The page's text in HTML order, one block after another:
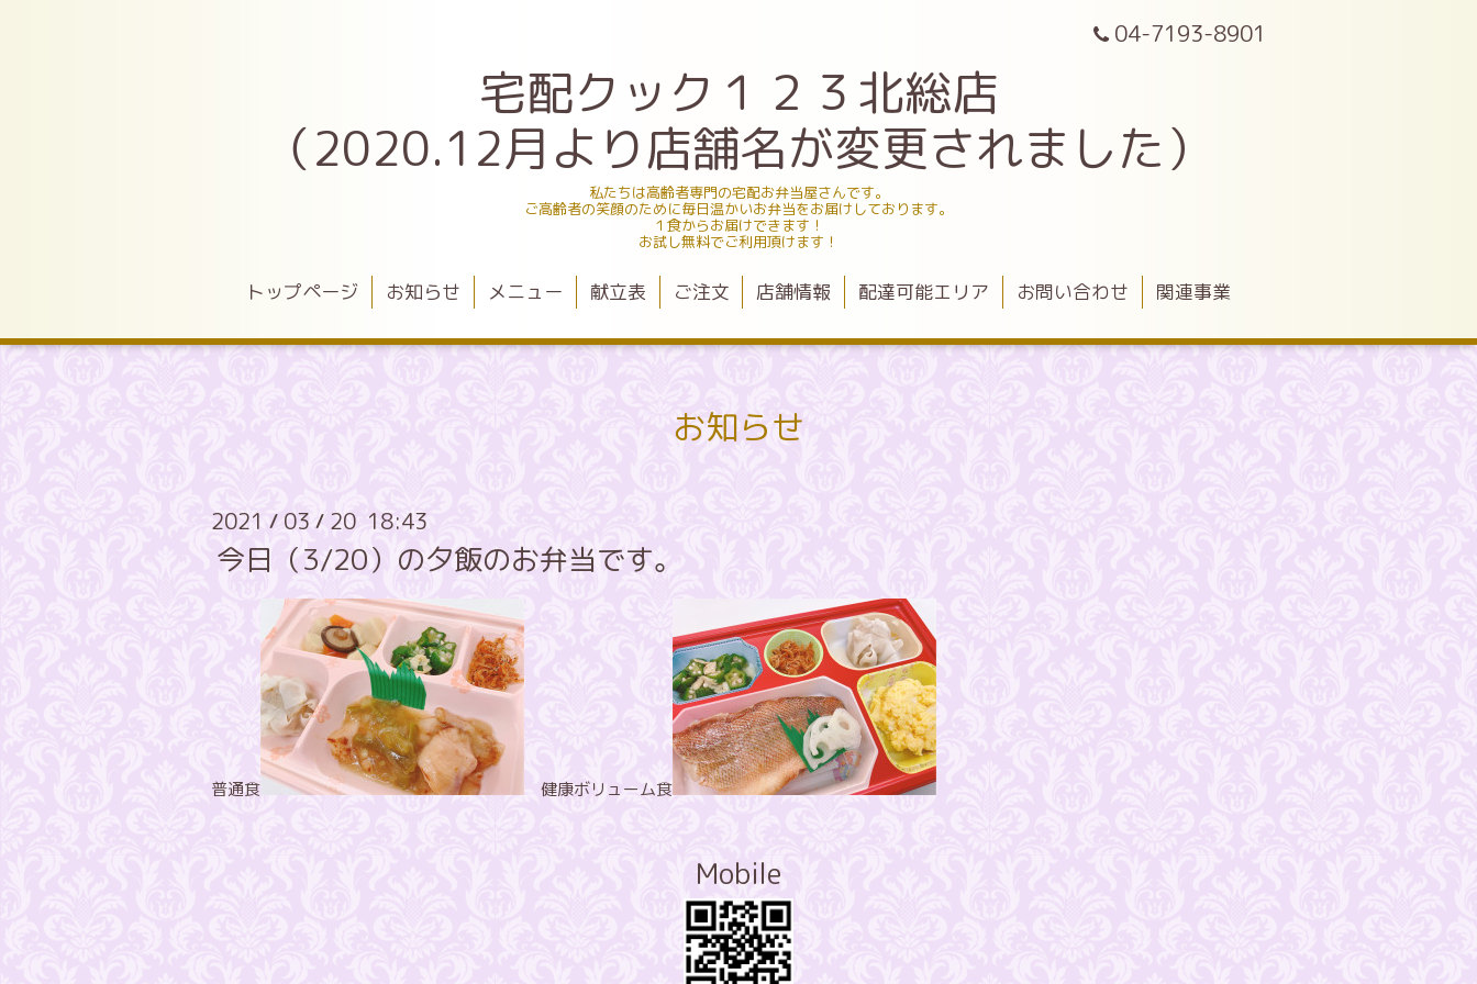
04-7193-8901
宅配クック１２３北総店
（2020.12月より店舗名が変更されました）
私たちは高齢者専門の宅配お弁当屋さんです。
ご高齢者の笑顔のために毎日温かいお弁当をお届けしております。
１食からお届けできます！
お試し無料でご利用頂けます！
トップページ お知らせ メニュー 献立表 ご注文 店舗情報 配達可能エリア お問い合わせ 関連事業
お知らせ
2021 / 03 / 20 18:43
今日（3/20）の夕飯のお弁当です。
普通食 健康ボリューム食
Mobile